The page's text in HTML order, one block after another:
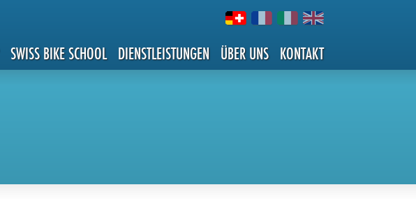
SWISS BIKE SCHOOL DIENSTLEISTUNGEN ÜBER UNS KONTAKT